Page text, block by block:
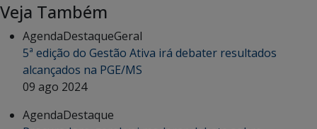
Veja Também
AgendaDestaqueGeral
5ª edição do Gestão Ativa irá debater resultados
alcançados na PGE/MS
09 ago 2024
AgendaDestaque